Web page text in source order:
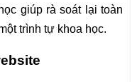
giúp rà soát lại toàn
trình tự khoa học.